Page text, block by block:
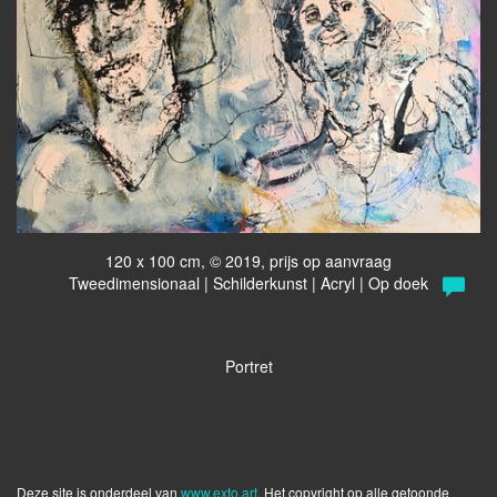
120 x 100 cm, © 2019, prijs op aanvraag
Tweedimensionaal | Schilderkunst | Acryl | Op doek
Portret
Deze site is onderdeel van www.exto.art. Het copyright op alle getoonde